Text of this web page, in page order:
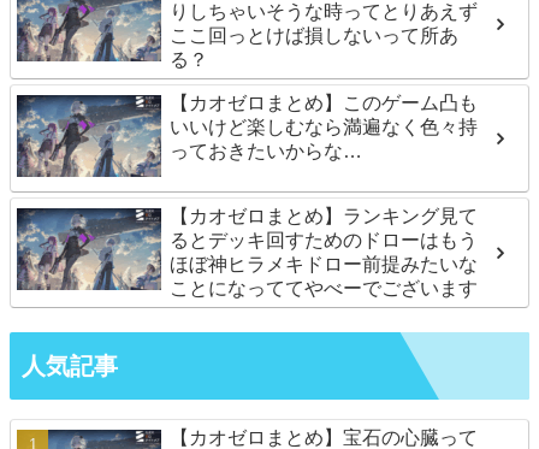
りしちゃいそうな時ってとりあえず
ここ回っとけば損しないって所あ
る？
【カオゼロまとめ】このゲーム凸も
いいけど楽しむなら満遍なく色々持
っておきたいからな…
【カオゼロまとめ】ランキング見て
るとデッキ回すためのドローはもう
ほぼ神ヒラメキドロー前提みたいな
ことになっててやべーでございます
人気記事
【カオゼロまとめ】宝石の心臓って